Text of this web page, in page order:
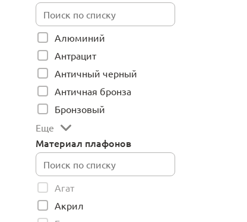
Алюминий
Антрацит
Античный черный
Античная бронза
Бронзовый
Еще
Материал плафонов
Агат
Акрил